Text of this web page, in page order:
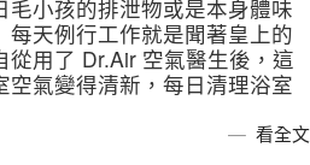
毛小孩的排泄物或是本身體味
每天例行工作就是聞著皇上的
從用了 Dr.Air 空氣醫生後，這
空氣變得清新，每日清理浴室
看全文